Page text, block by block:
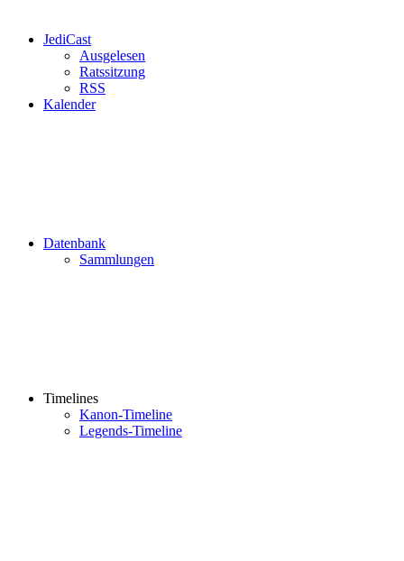
JediCast
Ausgelesen
Ratssitzung
RSS
Kalender
Datenbank
Sammlungen
Timelines
Kanon-Timeline
Legends-Timeline